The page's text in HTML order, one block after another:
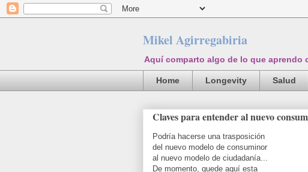
Mikel Agirregabiria
Aquí comparto algo de lo que aprendo
Home Longevity Salud
Claves para entender al nuevo
Podría hacerse una trasposición
del nuevo modelo de consuminor
al nuevo modelo de ciudadanía...
De momento, quede aquí esta